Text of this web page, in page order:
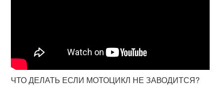
ЧТО ДЕЛАТЬ ЕСЛИ МОТОЦИКЛ НЕ ЗАВОДИТСЯ?